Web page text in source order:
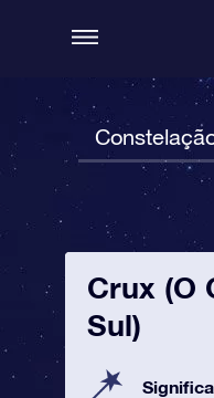
Crux (O
Sul)